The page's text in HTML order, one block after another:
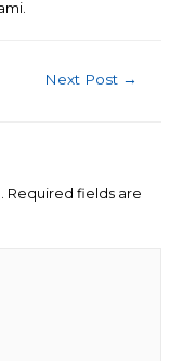
Next Post →
Required fields are